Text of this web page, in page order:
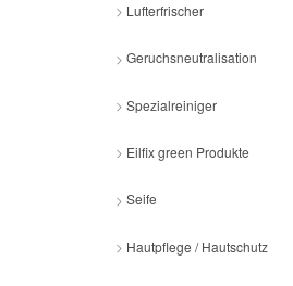
Lufterfrischer
Geruchsneutralisation
Spezialreiniger
Eilfix green Produkte
Seife
Hautpflege / Hautschutz